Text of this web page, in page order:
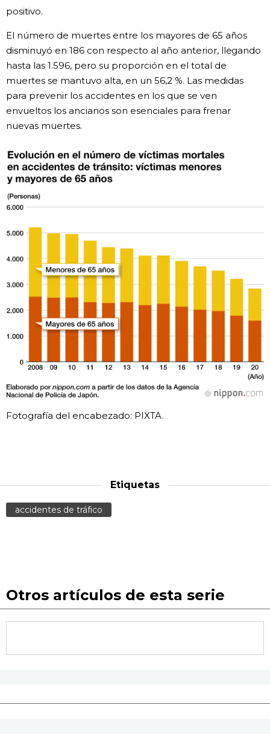
positivo.
El número de muertes entre los mayores de 65 años
disminuyó en 186 con respecto al año anterior, llegando
hasta las 1.596, pero su proporción en el total de
muertes se mantuvo alta, en un 56,2 %. Las medidas
para prevenir los accidentes en los que se ven
envueltos los ancianos son esenciales para frenar
nuevas muertes.
Fotografía del encabezado: PIXTA.
Etiquetas
accidentes de tráfico
Otros artículos de esta serie